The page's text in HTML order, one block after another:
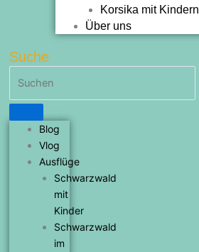
Korsika mit Kindern
Über uns
Suche
Blog
Vlog
Ausflüge
Schwarzwald
mit
Kinder
Schwarzwald
im